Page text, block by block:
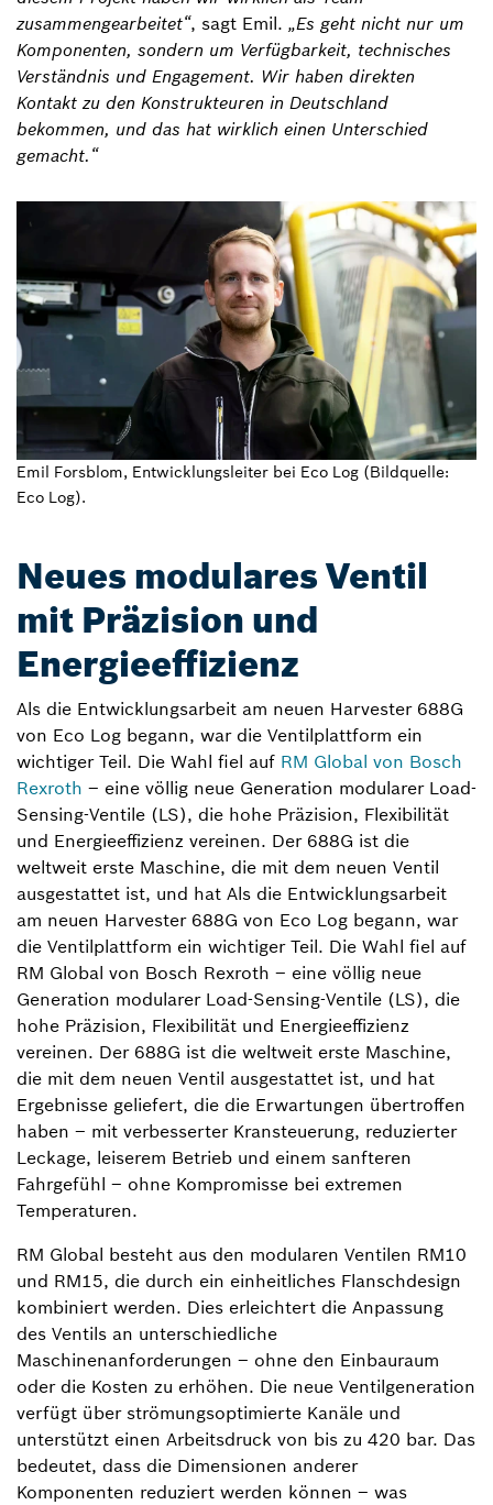
zusammengearbeitet“, sagt Emil. „Es geht nicht nur um
Komponenten, sondern um Verfügbarkeit, technisches
Verständnis und Engagement. Wir haben direkten
Kontakt zu den Konstrukteuren in Deutschland
bekommen, und das hat wirklich einen Unterschied
gemacht.“
Emil Forsblom, Entwicklungsleiter bei Eco Log (Bildquelle:
Eco Log).
Neues modulares Ventil
mit Präzision und
Energieeffizienz
Als die Entwicklungsarbeit am neuen Harvester 688G
von Eco Log begann, war die Ventilplattform ein
wichtiger Teil. Die Wahl fiel auf RM Global von Bosch
Rexroth – eine völlig neue Generation modularer Load-
Sensing-Ventile (LS), die hohe Präzision, Flexibilität
und Energieeffizienz vereinen. Der 688G ist die
weltweit erste Maschine, die mit dem neuen Ventil
ausgestattet ist, und hat Als die Entwicklungsarbeit
am neuen Harvester 688G von Eco Log begann, war
die Ventilplattform ein wichtiger Teil. Die Wahl fiel auf
RM Global von Bosch Rexroth – eine völlig neue
Generation modularer Load-Sensing-Ventile (LS), die
hohe Präzision, Flexibilität und Energieeffizienz
vereinen. Der 688G ist die weltweit erste Maschine,
die mit dem neuen Ventil ausgestattet ist, und hat
Ergebnisse geliefert, die die Erwartungen übertroffen
haben – mit verbesserter Kransteuerung, reduzierter
Leckage, leiserem Betrieb und einem sanfteren
Fahrgefühl – ohne Kompromisse bei extremen
Temperaturen.
RM Global besteht aus den modularen Ventilen RM10
und RM15, die durch ein einheitliches Flanschdesign
kombiniert werden. Dies erleichtert die Anpassung
des Ventils an unterschiedliche
Maschinenanforderungen – ohne den Einbauraum
oder die Kosten zu erhöhen. Die neue Ventilgeneration
verfügt über strömungsoptimierte Kanäle und
unterstützt einen Arbeitsdruck von bis zu 420 bar. Das
bedeutet, dass die Dimensionen anderer
Komponenten reduziert werden können – was